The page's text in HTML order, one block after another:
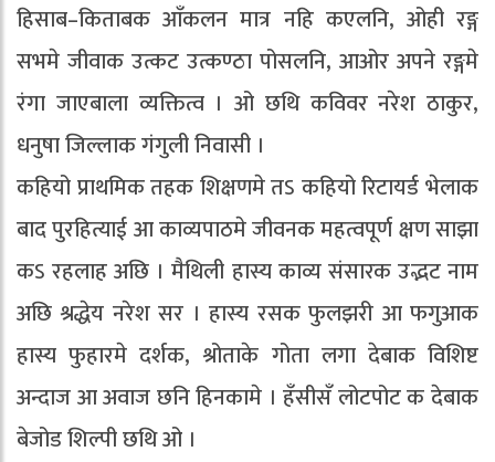
हिसाब–किताबक आँकलन मात्र नहि कएलनि, ओही रङ्ग
सभमे जीवाक उत्कट उत्कण्ठा पोसलनि, आओर अपने रङ्गमे
रंगा जाएबाला व्यक्तित्व । ओ छथि कविवर नरेश ठाकुर,
धनुषा जिल्लाक गंगुली निवासी ।
कहियो प्राथमिक तहक शिक्षणमे तऽ कहियो रिटायर्ड भेलाक
बाद पुरहित्याई आ काव्यपाठमे जीवनक महत्वपूर्ण क्षण साझा
कऽ रहलाह अछि । मैथिली हास्य काव्य संसारक उद्भट नाम
अछि श्रद्धेय नरेश सर । हास्य रसक फुलझरी आ फगुआक
हास्य फुहारमे दर्शक, श्रोताके गोता लगा देबाक विशिष्ट
अन्दाज आ अवाज छनि हिनकामे । हँसीसँ लोटपोट क देबाक
बेजोड शिल्पी छथि ओ ।